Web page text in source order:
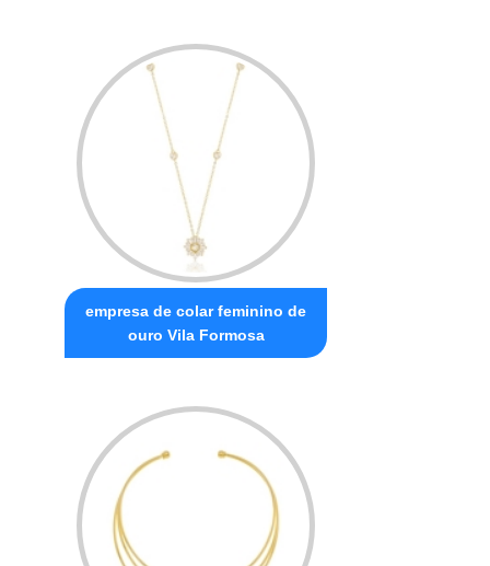
empresa de colar feminino de
ouro Vila Formosa